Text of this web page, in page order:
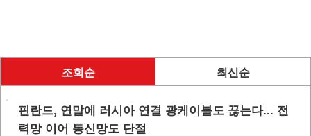
조회순 최신순
핀란드, 연말에 러시아 연결 광케이블도 끊는다... 전
력망 이어 통신망도 단절